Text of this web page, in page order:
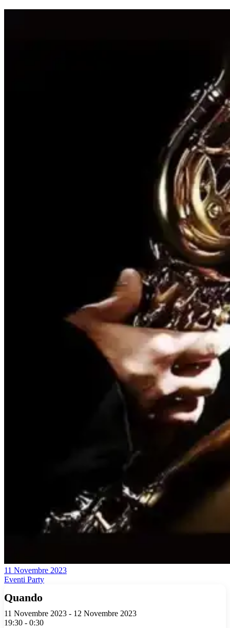
11 Novembre 2023
Eventi Party
Quando
11 Novembre 2023 - 12 Novembre 2023
19:30 - 0:30